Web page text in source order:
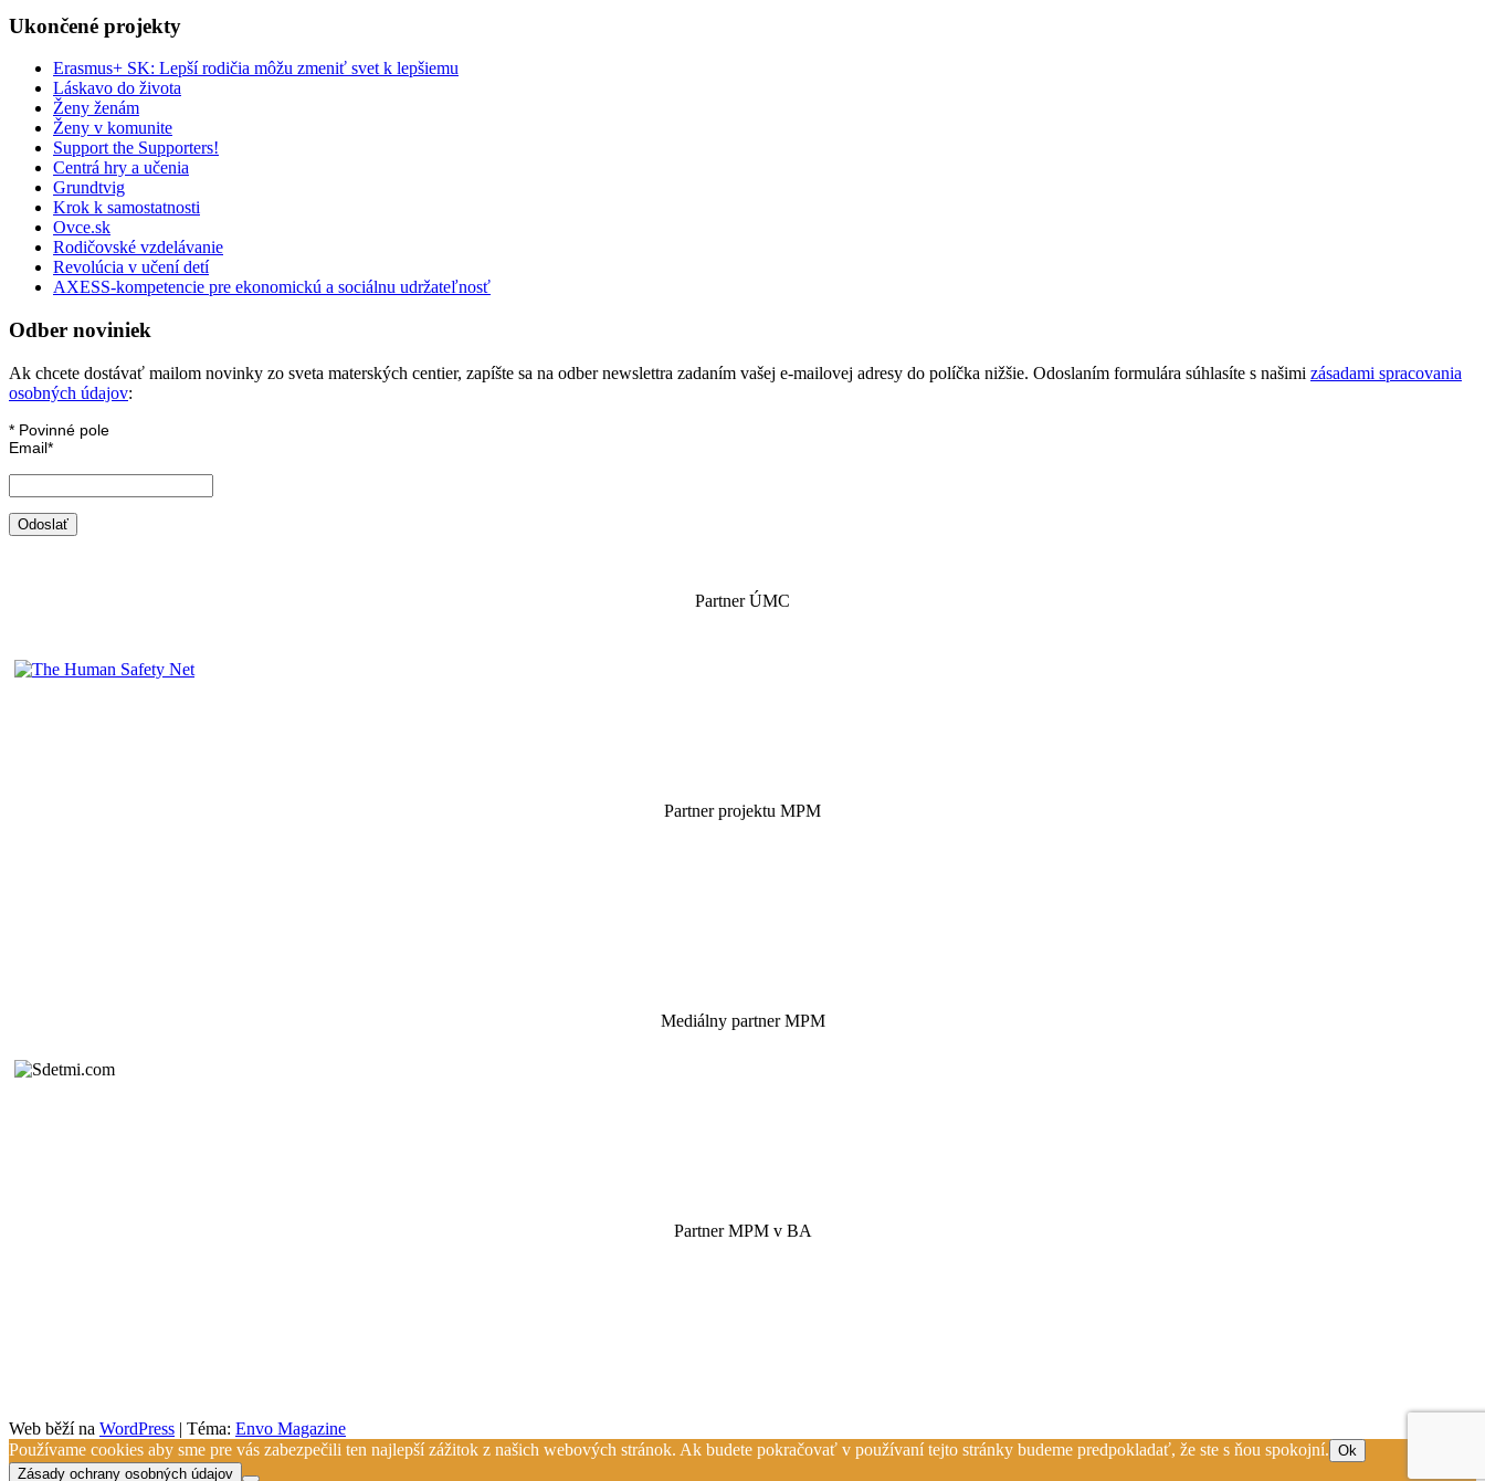
Ukončené projekty
Erasmus+ SK: Lepší rodičia môžu zmeniť svet k lepšiemu
Láskavo do života
Ženy ženám
Ženy v komunite
Support the Supporters!
Centrá hry a učenia
Grundtvig
Krok k samostatnosti
Ovce.sk
Rodičovské vzdelávanie
Revolúcia v učení detí
AXESS-kompetencie pre ekonomickú a sociálnu udržateľnosť
Odber noviniek
Ak chcete dostávať mailom novinky zo sveta materských centier, zapíšte sa na odber newslettra zadaním vašej e-mailovej adresy do políčka nižšie. Odoslaním formulára súhlasíte s našimi zásadami spracovania
osobných údajov:
* Povinné pole
Email*
Partner ÚMC
Partner projektu MPM
Mediálny partner MPM
Partner MPM v BA
Web běží na WordPress | Téma: Envo Magazine
Používame cookies aby sme pre vás zabezpečili ten najlepší zážitok z našich webových stránok. Ak budete pokračovať v používaní tejto stránky budeme predpokladať, že ste s ňou spokojní. Ok
Zásady ochrany osobných údajov